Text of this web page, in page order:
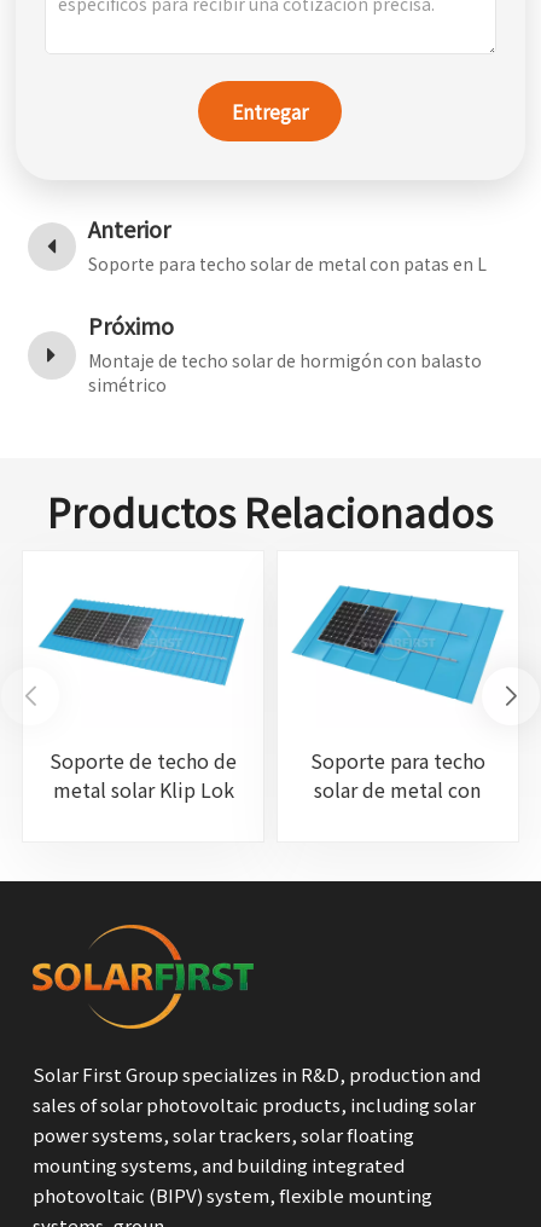
Entregar
Anterior
Soporte para techo solar de metal con patas en L
Próximo
Montaje de techo solar de hormigón con balasto
simétrico
Productos Relacionados
Soporte de techo de
metal solar Klip Lok
Soporte para techo
solar de metal con
Solar First Group specializes in R&D, production and
sales of solar photovoltaic products, including solar
power systems, solar trackers, solar floating
mounting systems, and building integrated
photovoltaic (BIPV) system, flexible mounting